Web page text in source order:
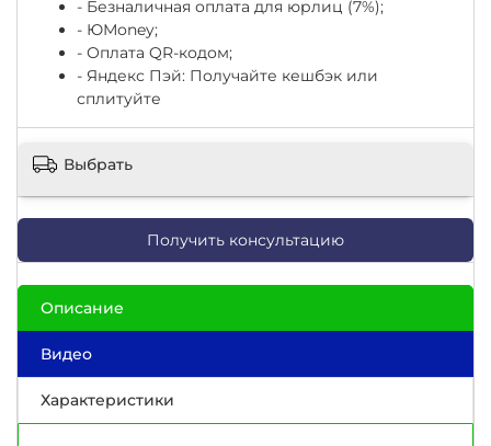
- Безналичная оплата для юрлиц (7%);
- ЮМоney;
- Оплата QR-кодом;
- Яндекс Пэй: Получайте кешбэк или
сплитуйте
Выбрать
Получить консультацию
Описание
Видео
Характеристики